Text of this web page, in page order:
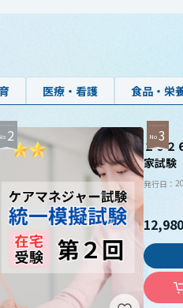
医療・看護 食品・栄
2 3
２０
家試験
（第１
発行日：